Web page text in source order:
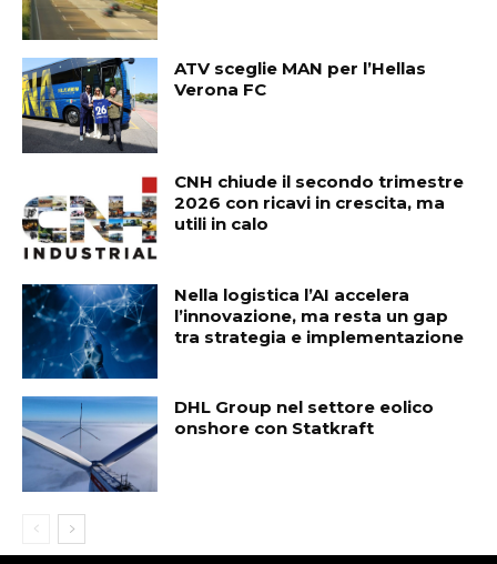
ATV sceglie MAN per l’Hellas
Verona FC
CNH chiude il secondo trimestre
2026 con ricavi in crescita, ma
utili in calo
Nella logistica l’AI accelera
l’innovazione, ma resta un gap
tra strategia e implementazione
DHL Group nel settore eolico
onshore con Statkraft